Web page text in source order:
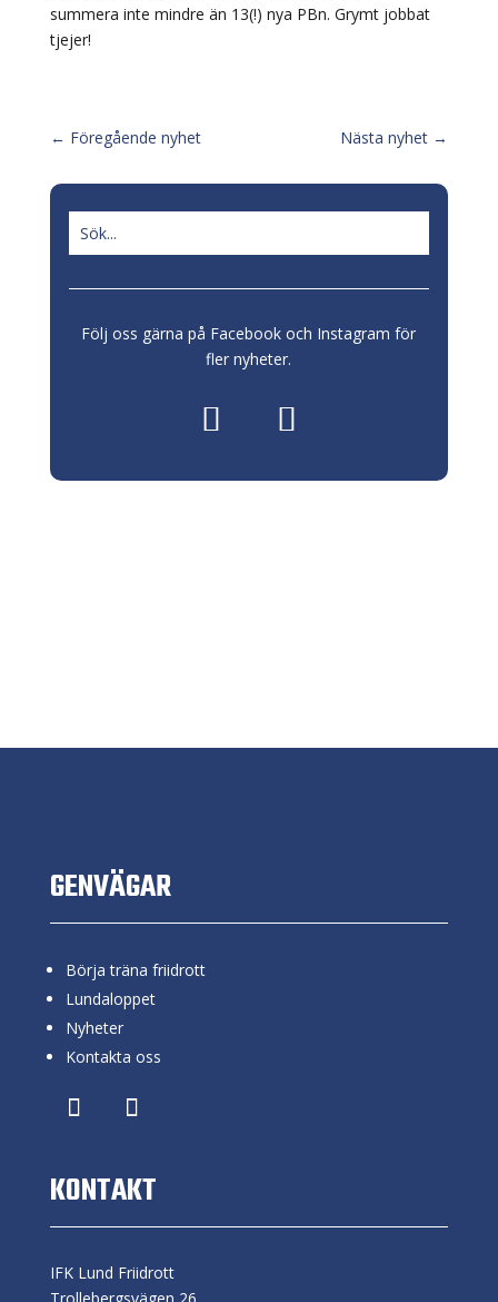
summera inte mindre än 13(!) nya PBn. Grymt jobbat
tjejer!
← Föregående nyhet Nästa nyhet →
Följ oss gärna på Facebook och Instagram för
fler nyheter.
GENVÄGAR
Börja träna friidrott
Lundaloppet
Nyheter
Kontakta oss
KONTAKT
IFK Lund Friidrott